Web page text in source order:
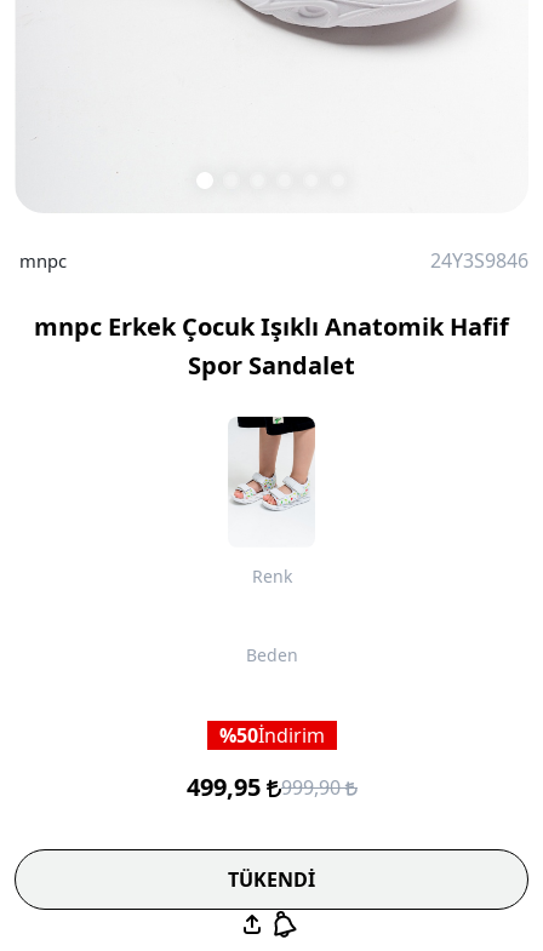
mnpc 24Y3S9846
mnpc Erkek Çocuk Işıklı Anatomik Hafif
Spor Sandalet
Renk
Beden
50İndirim
499,95 999,90
TÜKENDİ